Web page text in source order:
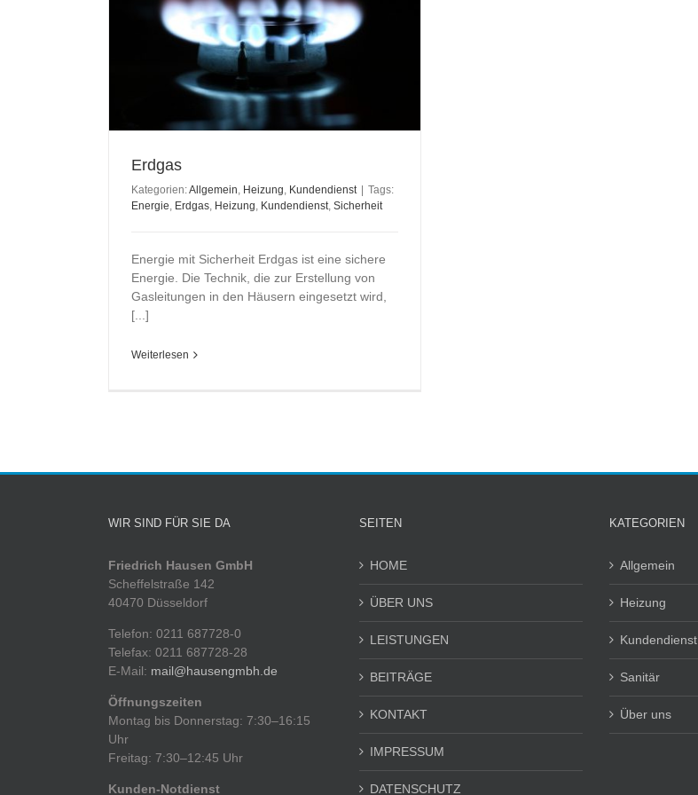
Erdgas
Kategorien:Allgemein Heizung Kundendienst | Tags:
Energie Erdgas Heizung Kundendienst Sicherheit
Energie mit Sicherheit Erdgas ist eine sichere
Energie. Die Technik, die zur Erstellung von
Gasleitungen in den Häusern eingesetzt wird,
[...]
Weiterlesen
WIR SIND FÜR SIE DA
Friedrich Hausen GmbH
Scheffelstraße 142
40470 Düsseldorf
Telefon: 0211 687728-0
Telefax: 0211 687728-28
E-Mail: mail@hausengmbh.de
Öffnungszeiten
Montag bis Donnerstag: 7:30–16:15
Uhr
Freitag: 7:30–12:45 Uhr
Kunden-Notdienst
SEITEN
HOME
ÜBER UNS
LEISTUNGEN
BEITRÄGE
KONTAKT
IMPRESSUM
DATENSCHUTZ
KATEGORIEN
Allgemein
Heizung
Kundendienst
Sanitär
Über uns